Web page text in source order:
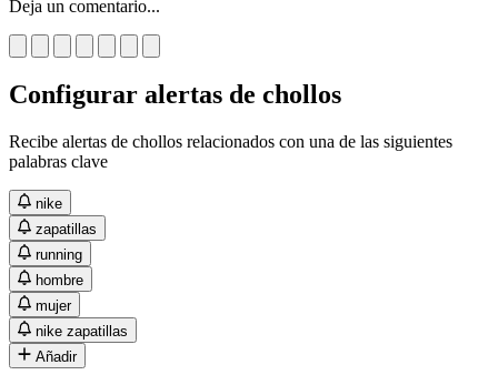
Deja un comentario...
Configurar alertas de chollos
Recibe alertas de chollos relacionados con una de las siguientes
palabras clave
nike
zapatillas
running
hombre
mujer
nike zapatillas
Añadir